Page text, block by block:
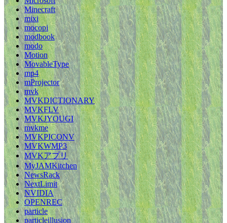
Minecraft
mixi
mocopi
modbook
modo
Motion
MovableType
mp4
mProjector
mvk
MVKDICTIONARY
MVKFLV
MVKJYOUGI
mvkme
MVKPICONV
MVKWMP3
MVKアプリ
MyJAMKitchen
NewsRack
NextLimit
NVIDIA
OPENREC
particle
particleillusion